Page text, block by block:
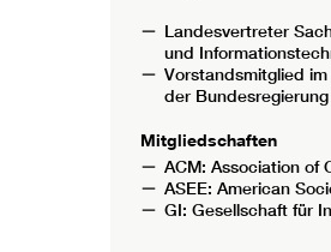
Landesvertreter
und
Vorstandsmitglied
der Bundesregierung
Mitgliedschaften
ACM: Association of
ASEE: American
GI: Gesellschaft für